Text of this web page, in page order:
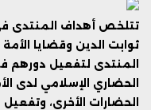
تتلخص أهداف المنتدى
ثوابت الدين وقضايا
المنتدى لتفعيل دورهم
الحضاري الإسلامي لدى
الحضارات الأخرى،